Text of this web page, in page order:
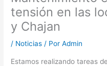
tensión en las
y Chajan
/ Noticias / PorAdmin
Estamos realizando tareas